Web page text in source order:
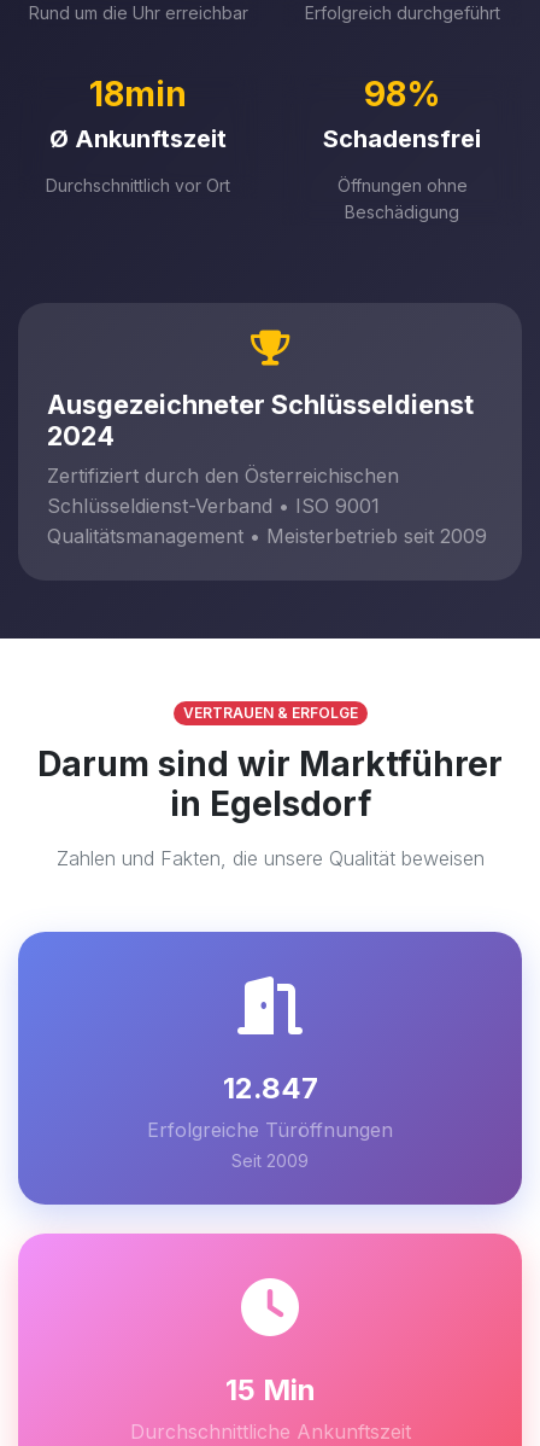
Rund um die Uhr erreichbar Erfolgreich durchgeführt
18min
Ø Ankunftszeit
Durchschnittlich vor Ort
98%
Schadensfrei
Öffnungen ohne
Beschädigung
Ausgezeichneter Schlüsseldienst
2024
Zertifiziert durch den Österreichischen
Schlüsseldienst-Verband • ISO 9001
Qualitätsmanagement • Meisterbetrieb seit 2009
VERTRAUEN & ERFOLGE
Darum sind wir Marktführer
in Egelsdorf
Zahlen und Fakten, die unsere Qualität beweisen
12.847
Erfolgreiche Türöffnungen
Seit 2009
15 Min
Durchschnittliche Ankunftszeit